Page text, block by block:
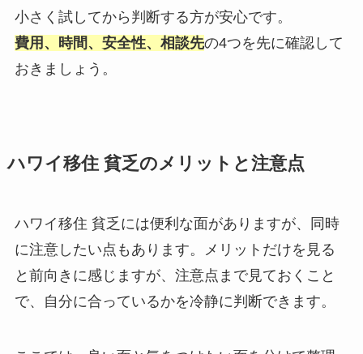
小さく試してから判断する方が安心です。
費用、時間、安全性、相談先の4つを先に確認して
おきましょう。
ハワイ移住 貧乏のメリットと注意点
ハワイ移住 貧乏には便利な面がありますが、同時
に注意したい点もあります。メリットだけを見る
と前向きに感じますが、注意点まで見ておくこと
で、自分に合っているかを冷静に判断できます。